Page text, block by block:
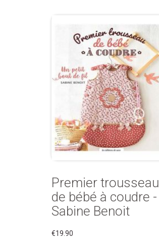
Premier trousseau
de bébé à coudre -
Sabine Benoit
€19.90